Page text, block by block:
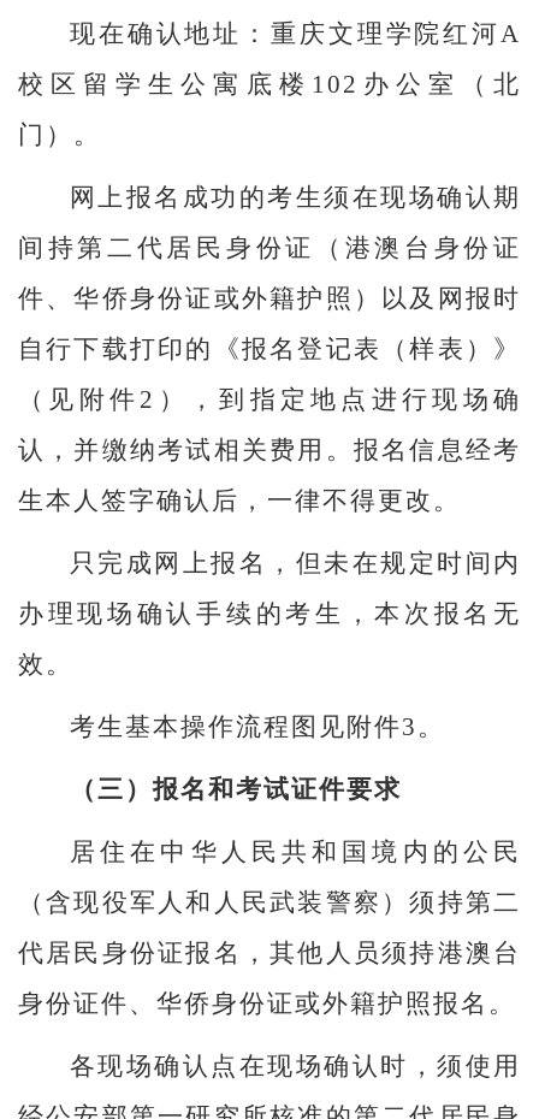
现在确认地址：重庆文理学院红河A
校区留学生公寓底楼102办公室（北
门） 。
网上报名成功的考生须在现场确认期
间持第二代居民身份证（港澳台身份证
件、华侨身份证或外籍护照）以及网报时
自行下载打印的《报名登记表（样表）》
（见附件2），到指定地点进行现场确
认，并缴纳考试相关费用。报名信息经考
生本人签字确认后，一律不得更改。
只完成网上报名，但未在规定时间内
办理现场确认手续的考生，本次报名无
效。
考生基本操作流程图见附件3。
（三）报名和考试证件要求
居住在中华人民共和国境内的公民
（含现役军人和人民武装警察）须持第二
代居民身份证报名，其他人员须持港澳台
身份证件、华侨身份证或外籍护照报名。
各现场确认点在现场确认时，须使用